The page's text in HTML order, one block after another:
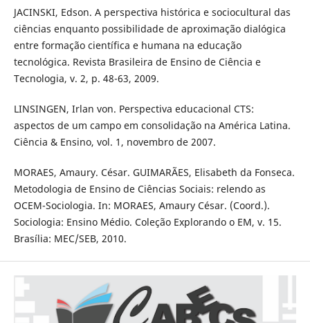
JACINSKI, Edson. A perspectiva histórica e sociocultural das
ciências enquanto possibilidade de aproximação dialógica
entre formação científica e humana na educação
tecnológica. Revista Brasileira de Ensino de Ciência e
Tecnologia, v. 2, p. 48-63, 2009.
LINSINGEN, Irlan von. Perspectiva educacional CTS:
aspectos de um campo em consolidação na América Latina.
Ciência & Ensino, vol. 1, novembro de 2007.
MORAES, Amaury. César. GUIMARÃES, Elisabeth da Fonseca.
Metodologia de Ensino de Ciências Sociais: relendo as
OCEM-Sociologia. In: MORAES, Amaury César. (Coord.).
Sociologia: Ensino Médio. Coleção Explorando o EM, v. 15.
Brasília: MEC/SEB, 2010.